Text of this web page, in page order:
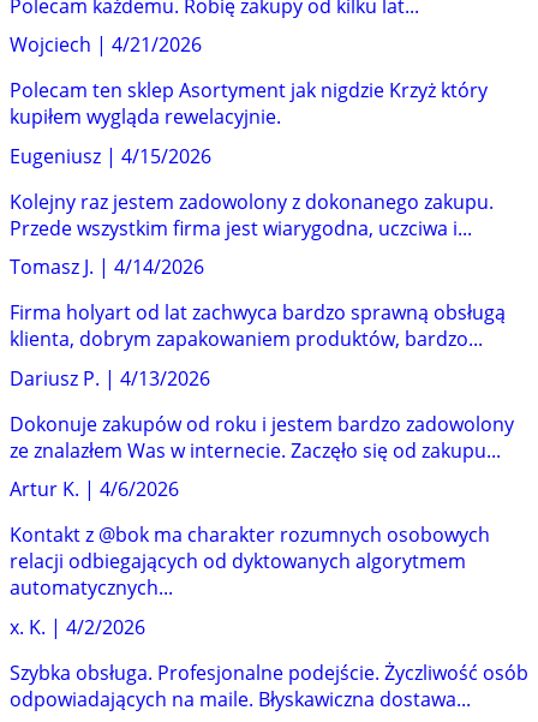
Polecam każdemu. Robię zakupy od kilku lat...
Wojciech | 4/21/2026
Polecam ten sklep Asortyment jak nigdzie Krzyż który
kupiłem wygląda rewelacyjnie.
Eugeniusz | 4/15/2026
Kolejny raz jestem zadowolony z dokonanego zakupu.
Przede wszystkim firma jest wiarygodna, uczciwa i...
Tomasz J. | 4/14/2026
Firma holyart od lat zachwyca bardzo sprawną obsługą
klienta, dobrym zapakowaniem produktów, bardzo...
Dariusz P. | 4/13/2026
Dokonuje zakupów od roku i jestem bardzo zadowolony
ze znalazłem Was w internecie. Zaczęło się od zakupu...
Artur K. | 4/6/2026
Kontakt z @bok ma charakter rozumnych osobowych
relacji odbiegających od dyktowanych algorytmem
automatycznych...
x. K. | 4/2/2026
Szybka obsługa. Profesjonalne podejście. Życzliwość osób
odpowiadających na maile. Błyskawiczna dostawa...